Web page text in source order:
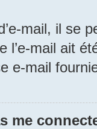
mail, il se
l’e-mail ait
e-mail
me